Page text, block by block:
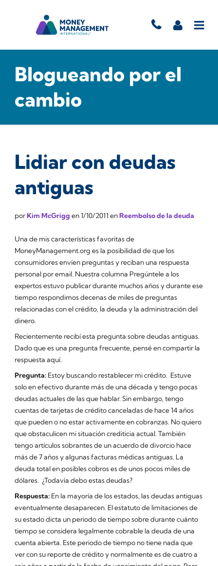
Blogueando por el
cambio
Lidiar con deudas
antiguas
porKim McGrigg en1/10/2011 enReembolso de la deuda
Una de mis características favoritas de
MoneyManagement.org es la posibilidad de que los
consumidores envíen preguntas y reciban una respuesta
personal por email. Nuestra columna Pregúntele a los
expertosestuvo publicar durante muchos años y durante ese
tiempo respondimos decenas de miles de preguntas
relacionadas con el crédito, la deuda y la administración del
dinero.
Recientemente recibí esta pregunta sobre deudas antiguas.
Dado que es una pregunta frecuente, pensé en compartir la
respuesta aquí.
Pregunta: Estoy buscando restablecer mi crédito. Estuve
solo en efectivo durante más de una década y tengo pocas
deudas actuales de las que hablar. Sin embargo, tengo
cuentas de tarjetas de crédito canceladas de hace 14 años
que pueden o no estar activamente en cobranzas. No quiero
que obstaculicen mi situación crediticia actual. También
tengo artículos sobrantes de un acuerdo de divorcio hace
más de 7 años y algunas facturas médicas antiguas. La
deuda total en posibles cobros es de unos pocos miles de
dólares. ¿Todavía debo estas deudas?
Respuesta: En la mayoría de los estados, las deudas antiguas
eventualmente desaparecen. El estatuto de limitaciones de
su estado dicta un periodo de tiempo sobre durante cuánto
tiempo se considera legalmente cobrable la deuda de una
cuenta abierta. Este periodo de tiempo no tiene nada que
ver con su reporte de crédito y normalmente es de cuatro a